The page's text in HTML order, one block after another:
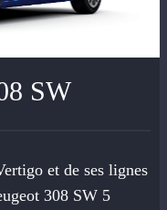
SW
et de ses lignes
308 SW 5